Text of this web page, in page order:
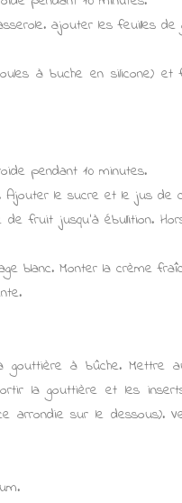
ajouter les feuilles de
à buche en silicone)
pendant 10 minutes.
Ajouter le sucre et le jus de
fruit jusqu'à ébullition.
blanc. Monter la crème
à bûche. Mettre
la gouttière et les
arrondie sur le dessous).